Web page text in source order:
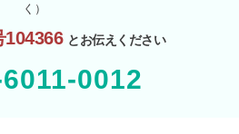
く）
104366 とお伝えください
0012